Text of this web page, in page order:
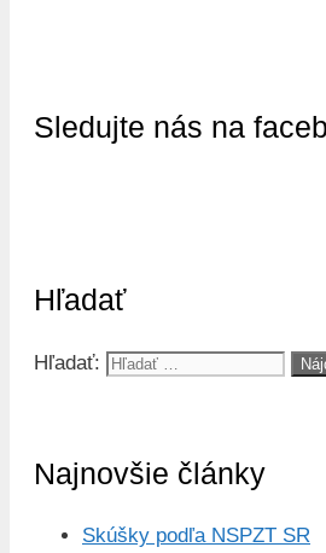
Sledujte nás na
Hľadať
Hľadať:
Najnovšie články
Skúšky podľa NSPZT SR